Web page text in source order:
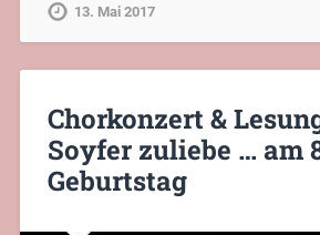
13. Mai 2017
Chorkonzert &
Soyfer zuliebe … am
Geburtstag